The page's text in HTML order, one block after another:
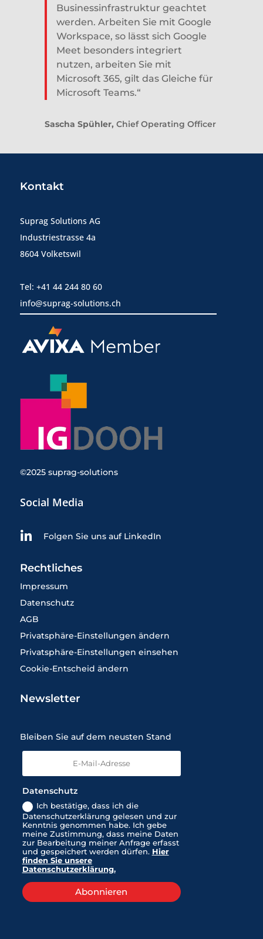
Businessinfrastruktur geachtet
werden. Arbeiten Sie mit Google
Workspace, so lässt sich Google
Meet besonders integriert
nutzen, arbeiten Sie mit
Microsoft 365, gilt das Gleiche für
Microsoft Teams.“
Sascha Spühler,Chief Operating Officer
Kontakt
Suprag Solutions AG
Industriestrasse 4a
8604 Volketswil
Tel: +41 44 244 80 60
info@suprag-solutions.ch
©2025 suprag-solutions
Social Media
 Folgen Sie uns auf LinkedIn
Rechtliches
Impressum
Datenschutz
AGB
Privatsphäre-Einstellungen ändern
Privatsphäre-Einstellungen einsehen
Cookie-Entscheid ändern
Newsletter
Bleiben Sie auf dem neusten Stand
Datenschutz
Ich bestätige, dass ich die
Datenschutzerklärung gelesen und zur
Kenntnis genommen habe. Ich gebe
meine Zustimmung, dass meine Daten
zur Bearbeitung meiner Anfrage erfasst
und gespeichert werden dürfen. Hier
finden Sie unsere
Datenschutzerklärung.
Abonnieren